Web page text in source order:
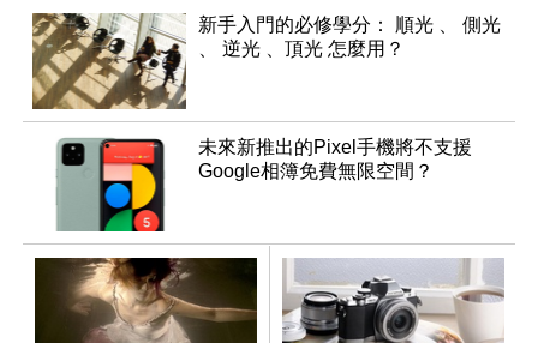
新手入門的必修學分： 順光 、 側光
、 逆光 、頂光 怎麼用？
未來新推出的Pixel手機將不支援
Google相簿免費無限空間？